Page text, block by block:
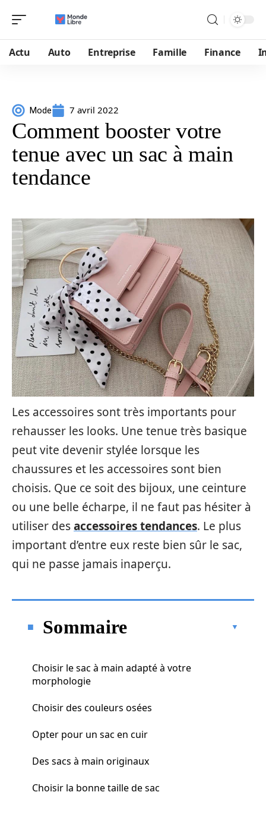
Actu Auto Entreprise Famille Finance
Mode 7 avril 2022
Comment booster votre
tenue avec un sac à main
tendance
Les accessoires sont très importants pour
rehausser les looks. Une tenue très basique
peut vite devenir stylée lorsque les
chaussures et les accessoires sont bien
choisis. Que ce soit des bijoux, une ceinture
ou une belle écharpe, il ne faut pas hésiter à
utiliser desaccessoires tendances. Le plus
important d’entre eux reste bien sûr le sac,
qui ne passe jamais inaperçu.
Sommaire
Choisir le sac à main adapté à votre
morphologie
Choisir des couleurs osées
Opter pour un sac en cuir
Des sacs à main originaux
Choisir la bonne taille de sac